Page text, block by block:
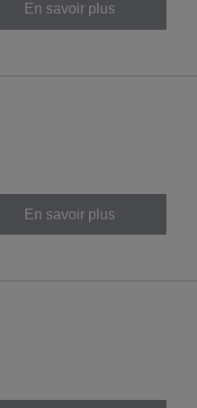
En savoir plus
En savoir plus